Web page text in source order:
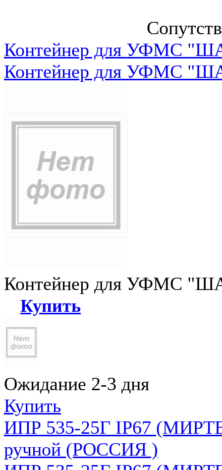
Контейнер для УФМС
Контейнер для УФМС
Контейнер для УФМС
Купить
Ожидание 2-3 дня
Купить
ИПР 535-25Г IP67
ручной (РОССИЯ )